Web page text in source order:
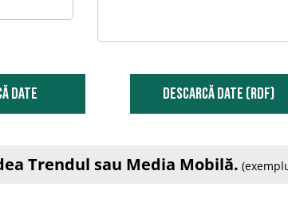
DATE DESCARCĂ DATE (RDF)
Trendul sau Media Mobilă.